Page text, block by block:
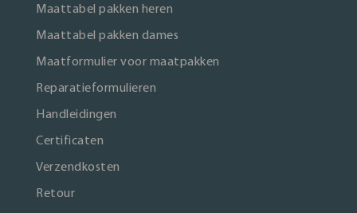
Maattabel pakken heren
Maattabel pakken dames
Maatformulier voor maatpakken
Reparatieformulieren
Handleidingen
Certificaten
Verzendkosten
Retour